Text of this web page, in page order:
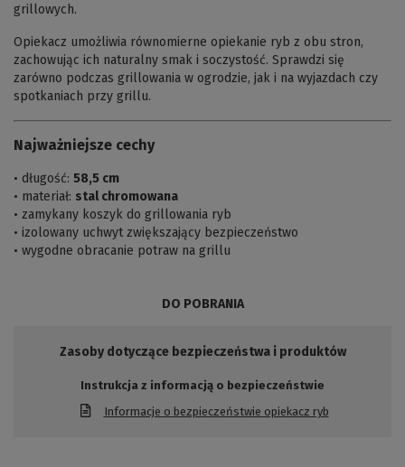
grillowych.
Opiekacz umożliwia równomierne opiekanie ryb z obu stron,
zachowując ich naturalny smak i soczystość. Sprawdzi się
zarówno podczas grillowania w ogrodzie, jak i na wyjazdach czy
spotkaniach przy grillu.
Najważniejsze cechy
• długość: 58,5 cm
• materiał: stal chromowana
• zamykany koszyk do grillowania ryb
• izolowany uchwyt zwiększający bezpieczeństwo
• wygodne obracanie potraw na grillu
DO POBRANIA
Zasoby dotyczące bezpieczeństwa i produktów
Instrukcja z informacją o bezpieczeństwie
Informacje o bezpieczeństwie opiekacz ryb